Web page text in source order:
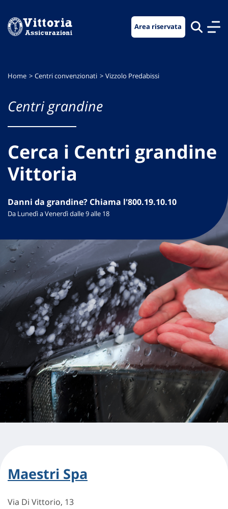
menu
contenuto
footer
Area riservata
Home Centri convenzionati Vizzolo Predabissi
Centri grandine
Cerca i Centri grandine
Vittoria
Danni da grandine? Chiama l'800.19.10.10
Da Lunedì a Venerdì dalle 9 alle 18
Maestri Spa
Via Di Vittorio, 13